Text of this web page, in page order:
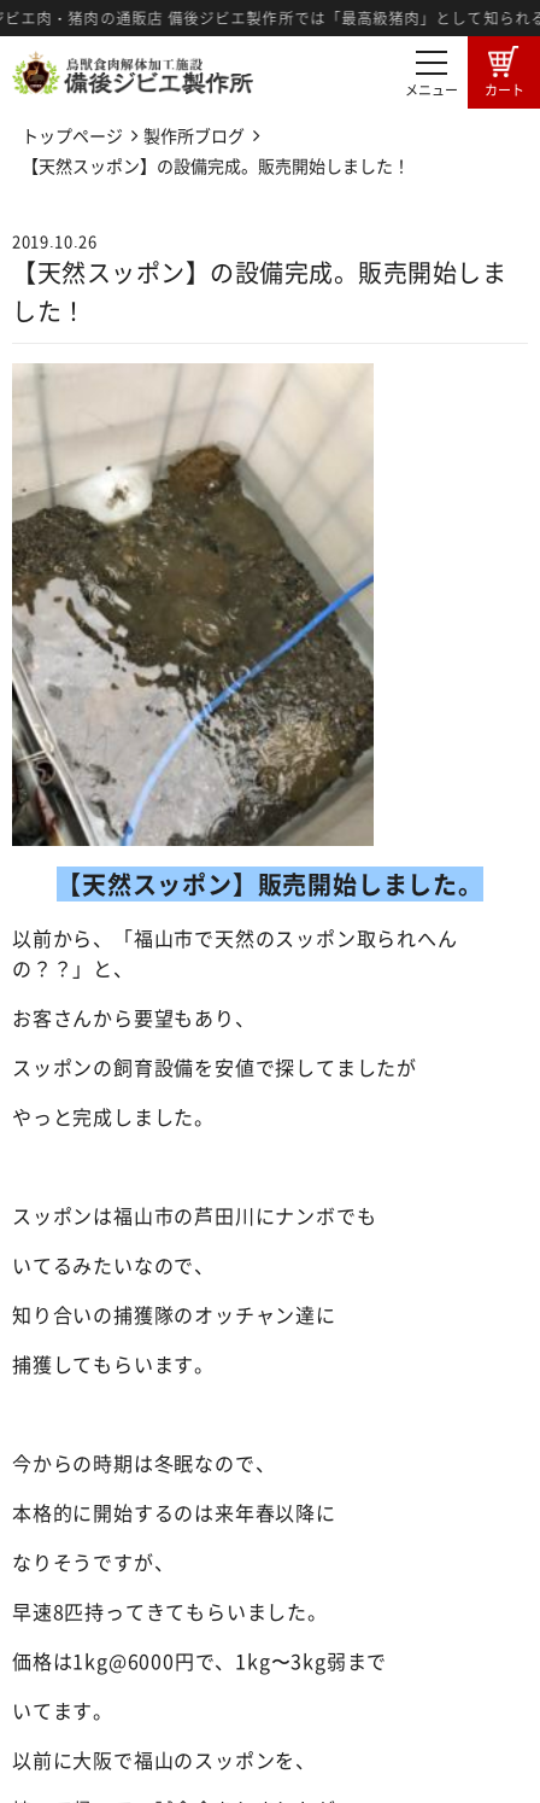
肉・猪肉の通販店 備後ジビエ製作所では「最高級猪肉」として知られる
メニュー カート
商品一覧
ジビエ肉の食肉工程 3つの強み
メディア情報
特定商法取引に基づく表記 プライバシーポリシー
お問い合わせ ログイン
犬の無添加おやつ｜gibi∞one
トップページ
製作所ブログ
【天然スッポン】の設備完成。販売開始しました！
2019.10.26
【天然スッポン】の設備完成。販売開始しま
した！
【天然スッポン】販売開始しました。
以前から、「福山市で天然のスッポン取られへん
の？？」と、
お客さんから要望もあり、
スッポンの飼育設備を安値で探してましたが
やっと完成しました。
スッポンは福山市の芦田川にナンボでも
いてるみたいなので、
知り合いの捕獲隊のオッチャン達に
捕獲してもらいます。
今からの時期は冬眠なので、
本格的に開始するのは来年春以降に
なりそうですが、
早速8匹持ってきてもらいました。
価格は1kg@6000円で、1kg〜3kg弱まで
いてます。
以前に大阪で福山のスッポンを、